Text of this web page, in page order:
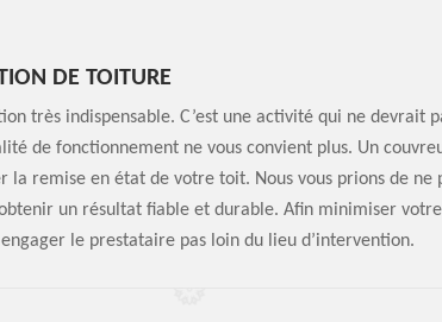
DE TOITURE
très indispensable. C’est une activité qui ne devrait
de fonctionnement ne vous convient plus. Un
la remise en état de votre toit. Nous vous prions de ne
un résultat fiable et durable. Afin minimiser
le prestataire pas loin du lieu d’intervention.